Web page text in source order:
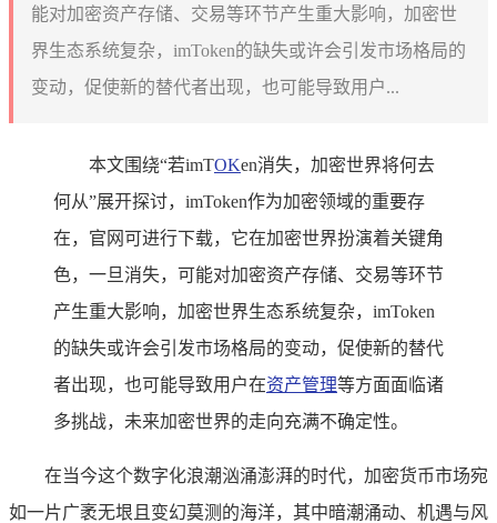
能对加密资产存储、交易等环节产生重大影响，加密世
界生态系统复杂，imToken的缺失或许会引发市场格局的
变动，促使新的替代者出现，也可能导致用户...
本文围绕“若imTOKen消失，加密世界将何去
何从”展开探讨，imToken作为加密领域的重要存
在，官网可进行下载，它在加密世界扮演着关键角
色，一旦消失，可能对加密资产存储、交易等环节
产生重大影响，加密世界生态系统复杂，imToken
的缺失或许会引发市场格局的变动，促使新的替代
者出现，也可能导致用户在资产管理等方面面临诸
多挑战，未来加密世界的走向充满不确定性。
在当今这个数字化浪潮汹涌澎湃的时代，加密货币市场宛
如一片广袤无垠且变幻莫测的海洋，其中暗潮涌动、机遇与风